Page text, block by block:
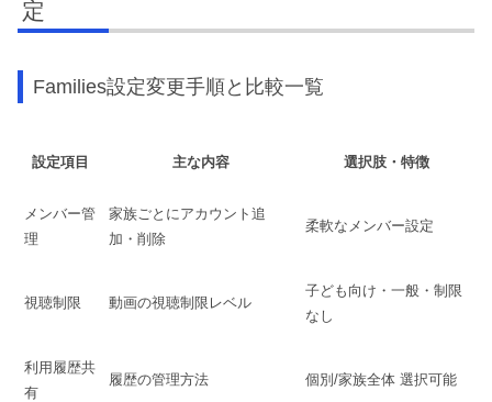
定
Families設定変更手順と比較一覧
設定項目 主な内容 選択肢・特徴
メンバー管
理
家族ごとにアカウント追
加・削除
柔軟なメンバー設定
視聴制限 動画の視聴制限レベル
子ども向け・一般・制限
なし
利用履歴共
有
履歴の管理方法 個別/家族全体 選択可能